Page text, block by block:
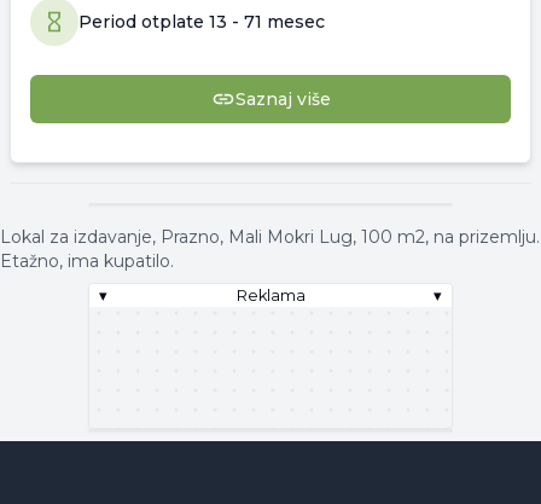
Period otplate 13 - 71 mesec
Saznaj više
Lokal za izdavanje, Prazno, Mali Mokri Lug, 100 m2, na prizemlju.
Etažno, ima kupatilo.
▾ Reklama ▾
▾ Reklama ▾